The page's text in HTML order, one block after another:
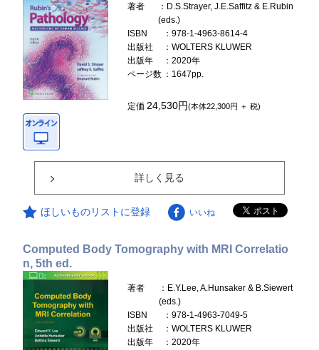
著者
：D.S.Strayer, J.E.Saffitz & E.Rubin
(eds.)
ISBN
：978-1-4963-8614-4
出版社
：WOLTERS KLUWER
出版年
：2020年
ページ数 ：1647pp.
定価24,530円(本体22,300円 ＋ 税)
詳しく見る
ほしいものリストに登録 いいね
Computed Body Tomography with MRI Correlatio
n, 5th ed.
著者
：E.Y.Lee, A.Hunsaker & B.Siewert
(eds.)
ISBN
：978-1-4963-7049-5
出版社
：WOLTERS KLUWER
出版年
：2020年